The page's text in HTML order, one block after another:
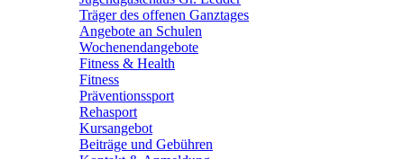
Träger des offenen Ganztages
Angebote an Schulen
Wochenendangebote
Fitness & Health
Fitness
Präventionssport
Rehasport
Kursangebot
Beiträge und Gebühren